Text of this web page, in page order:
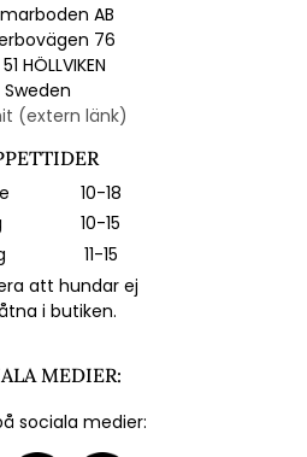
AB
76
HÖLLVIKEN
Sweden
(extern länk)
10-18
10-15
11-15
att hundar ej
i butiken.
MEDIER:
sociala medier: